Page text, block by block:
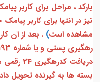
نیز در انتها برای کاربر
مشاهده است) . بعد از آن
بسته ها به گیرنده تحویل